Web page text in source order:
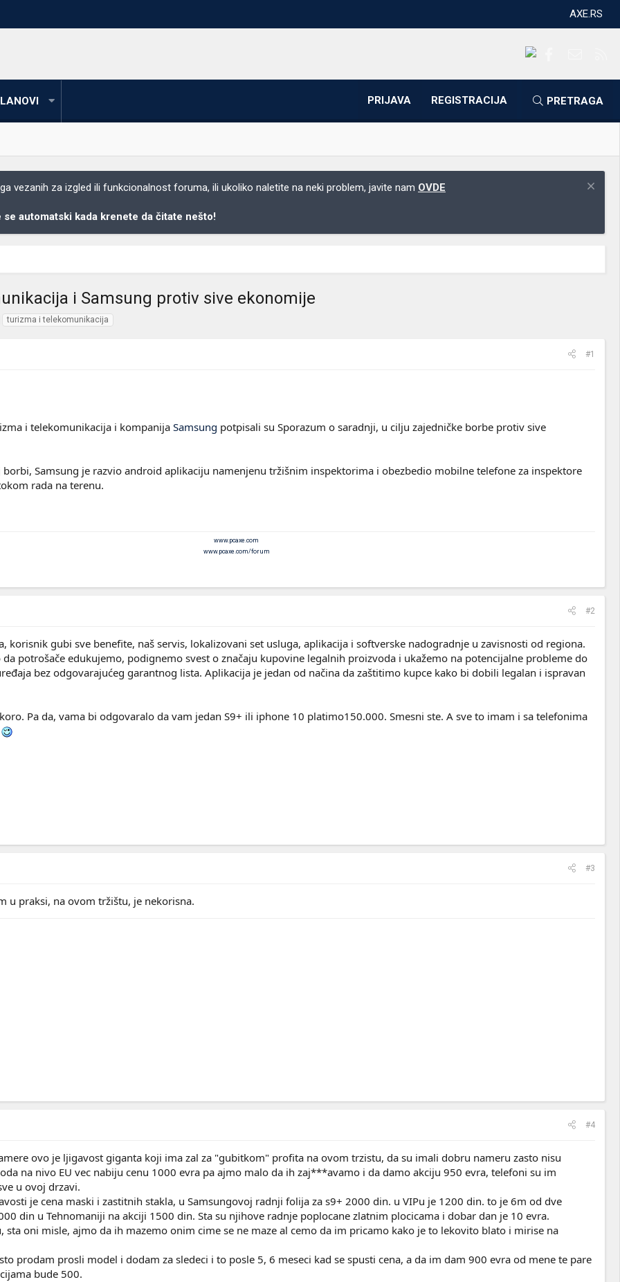
AXE.RS
PRIJAVA REGISTRACIJA PRETRAGA
vezanih za izgled ili funkcionalnost foruma, ili ukoliko naletite na neki problem, javite nam OVDE
se automatski kada krenete da čitate nešto!
i Samsung protiv sive ekonomije
turizma i telekomunikacija
#1
i telekomunikacija i kompanijaSamsung potpisali su Sporazum o saradnji, u cilju zajedničke borbe protiv sive
Samsung je razvio android aplikaciju namenjenu tržišnim inspektorima i obezbedio mobilne telefone za inspektore
rada na terenu.
www.pcaxe.com
www.pcaxe.com/forum
#2
korisnik gubi sve benefite, naš servis, lokalizovani set usluga, aplikacija i softverske nadogradnje u zavisnosti od regiona.
potrošače edukujemo, podignemo svest o značaju kupovine legalnih proizvoda i ukažemo na potencijalne probleme do
bez odgovarajućeg garantnog lista. Aplikacija je jedan od načina da zaštitimo kupce kako bi dobili legalan i ispravan
Pa da, vama bi odgovaralo da vam jedan S9+ ili iphone 10 platimo150.000. Smesni ste. A sve to imam i sa telefonima
#3
u praksi, na ovom tržištu, je nekorisna.
#4
ovo je ljigavost giganta koji ima zal za "gubitkom" profita na ovom trzistu, da su imali dobru nameru zasto nisu
na nivo EU vec nabiju cenu 1000 evra pa ajmo malo da ih zaj***avamo i da damo akciju 950 evra, telefoni su im
u ovoj drzavi.
je cena maski i zastitnih stakla, u Samsungovoj radnji folija za s9+ 2000 din. u VIPu je 1200 din. to je 6m od dve
din u Tehnomaniji na akciji 1500 din. Sta su njihove radnje poplocane zlatnim plocicama i dobar dan je 10 evra.
sta oni misle, ajmo da ih mazemo onim cime se ne maze al cemo da im pricamo kako je to lekovito blato i mirise na
prodam prosli model i dodam za sledeci i to posle 5, 6 meseci kad se spusti cena, a da im dam 900 evra od mene te pare
bude 500.